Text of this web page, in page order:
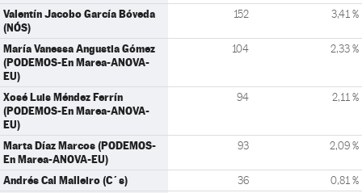
Valentín Jacobo García Bóveda
(NÓS)
152 3,41 %
María Vanessa Angustia Gómez
(PODEMOS-En Marea-ANOVA-
EU)
104 2,33 %
Xosé Luis Méndez Ferrín
(PODEMOS-En Marea-ANOVA-
EU)
94 2,11 %
Marta Díaz Marcos (PODEMOS-
En Marea-ANOVA-EU)
93 2,09 %
Andrés Cal Malleiro (C´s) 36 0,81 %